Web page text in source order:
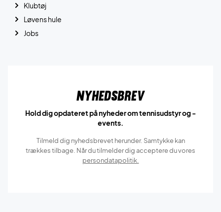
Klubtøj
Løvens hule
Jobs
Nyhedsbrev
Hold dig opdateret på nyheder om tennisudstyr og -
events.
Tilmeld dig nyhedsbrevet herunder. Samtykke kan
trækkes tilbage. Når du tilmelder dig acceptere du vores
persondatapolitik.